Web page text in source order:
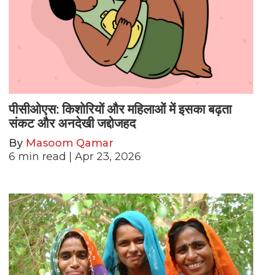
पीसीओएस: किशोरियों और महिलाओं में इसका बढ़ता
संकट और अनदेखी जद्दोजहद
By Masoom Qamar
6 min read | Apr 23, 2026